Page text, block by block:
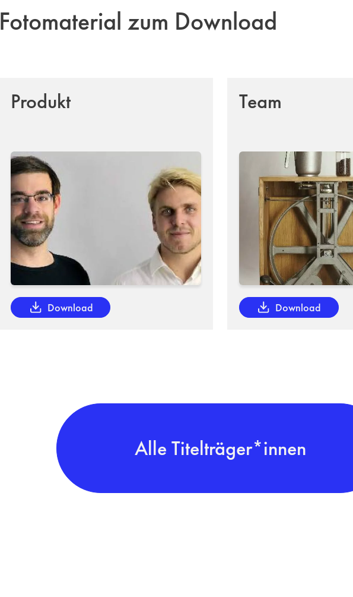
Fotomaterial zum Download
Produkt
Download
Team
Download
Alle Titelträger*innen